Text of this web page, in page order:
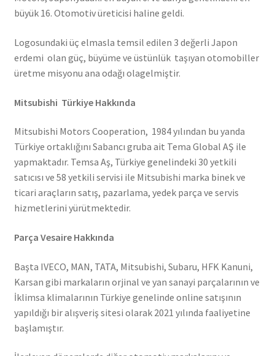
büyük 16. Otomotiv üreticisi haline geldi.
Logosundaki üç elmasla temsil edilen 3 değerli Japon
erdemi olan güç, büyüme ve üstünlük taşıyan otomobiller
üretme misyonu ana odağı olagelmiştir.
Mitsubishi Türkiye Hakkında
Mitsubishi Motors Cooperation, 1984 yılından bu yanda
Türkiye ortaklığını Sabancı gruba ait Tema Global AŞ ile
yapmaktadır. Temsa Aş, Türkiye genelindeki 30 yetkili
satıcısı ve 58 yetkili servisi ile Mitsubishi marka binek ve
ticari araçların satış, pazarlama, yedek parça ve servis
hizmetlerini yürütmektedir.
Parça Vesaire Hakkında
Başta IVECO, MAN, TATA, Mitsubishi, Subaru, HFK Kanuni,
Karsan gibi markaların orjinal ve yan sanayi parçalarının ve
İklimsa klimalarının Türkiye genelinde online satışının
yapıldığı bir alışveriş sitesi olarak 2021 yılında faaliyetine
başlamıştır.